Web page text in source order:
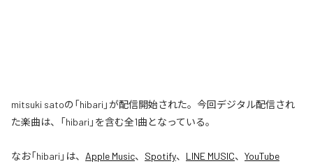
mitsuki satoの「hibari」が配信開始された。今回デジタル配信され
た楽曲は、「hibari」を含む全1曲となっている。
なお「hibari 」は、 Apple Music、 Spotify、 LINE MUSIC、 YouTube